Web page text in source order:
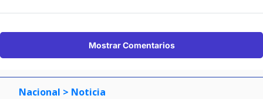
Mostrar Comentarios
Nacional > Noticia